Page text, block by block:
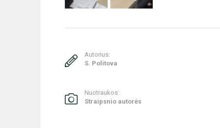
Autorius:
S. Politova
Nuotraukos:
Straipsnio autorės